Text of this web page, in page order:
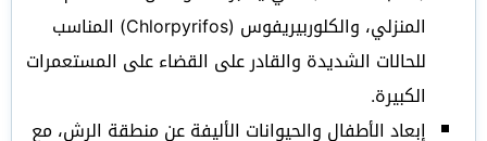
المنزلي، والكلوربيريفوس (Chlorpyrifos) المناسب
للحالات الشديدة والقادر على القضاء على المستعمرات
الكبيرة.
إبعاد الأطفال والحيوانات الأليفة عن منطقة الرش، مع